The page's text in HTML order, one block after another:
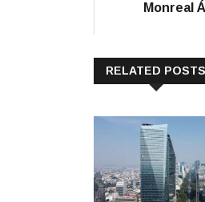
Monreal
RELATED POSTS